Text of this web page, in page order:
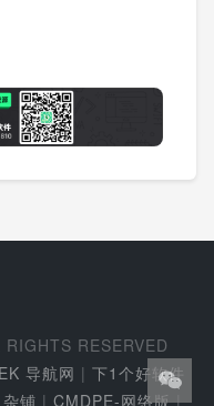
RIGHTS RESERVED
导航网 | 下1个好软件
杂铺 | CMDPE-网络版|